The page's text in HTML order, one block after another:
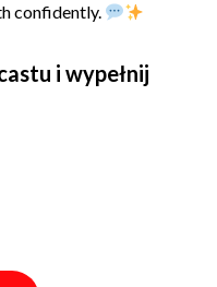
confidently.
i wypełnij